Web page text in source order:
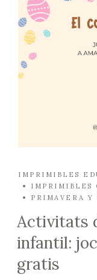
IMPRIMIBLES
IMPRIMIBLES
PRIMAVERA Y
Activitats
infantil:
gratis